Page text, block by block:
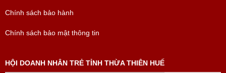
Chính sách bảo hành
Chính sách bảo mật thông tin
HỘI DOANH NHÂN TRẺ TỈNH THỪA THIÊN HUẾ